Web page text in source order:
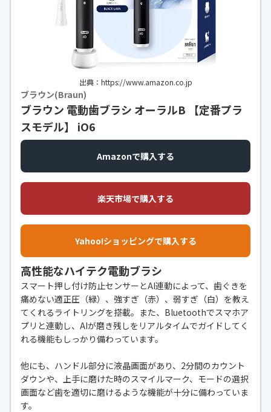
出典：https://www.amazon.co.jp
ブラウン(Braun)
ブラウン 電動歯ブラシ オーラルB 【定番プラ
スモデル】 iO6
Amazonで購入する
楽天市場で購入する
Yahoo!ショッピングで購入する
高性能なハイテク電動ブラシ
スマート押し付け防止センサーとAI連動によって、歯ぐきを
痛めない適正圧（緑）、強すぎ（赤）、弱すぎ（白）を教え
てくれるライトリングを搭載。また、Bluetoothでスマホア
プリと連動し、AIが磨き残しをリアルタイムでガイドしてく
れる機能もしっかり備わっています。
他にも、ハンドル部分に液晶画面があり、2分間のカウント
ダウンや、上手に磨けた時のスマイルマーク、モードの選択
画面など歯を適切に磨けるような機能が十分に備わっていま
す。